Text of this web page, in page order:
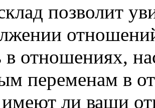
позволит
в отношениях,
переменам в
ли ваши